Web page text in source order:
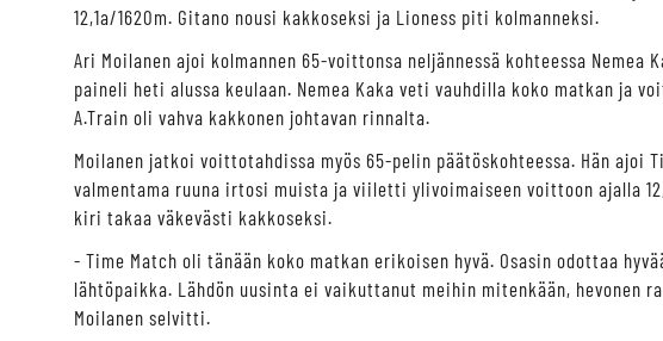
12,1a/1620m. Gitano nousi kakkoseksi ja Lioness piti kolmanneksi.
Ari Moilanen ajoi kolmannen 65-voittonsa neljännessä kohteessa Nemea
paineli heti alussa keulaan. Nemea Kaka veti vauhdilla koko matkan ja
A.Train oli vahva kakkonen johtavan rinnalta.
Moilanen jatkoi voittotahdissa myös 65-pelin päätöskohteessa. Hän ajoi
valmentama ruuna irtosi muista ja viiletti ylivoimaiseen voittoon ajalla
kiri takaa väkevästi kakkoseksi.
- Time Match oli tänään koko matkan erikoisen hyvä. Osasin odottaa
lähtöpaikka. Lähdön uusinta ei vaikuttanut meihin mitenkään, hevonen
Moilanen selvitti.